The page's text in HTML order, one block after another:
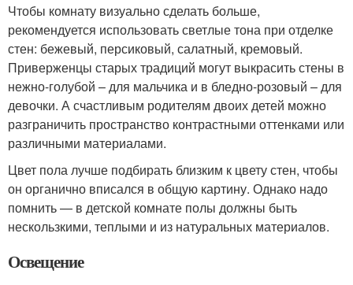
Чтобы комнату визуально сделать больше,
рекомендуется использовать светлые тона при отделке
стен: бежевый, персиковый, салатный, кремовый.
Приверженцы старых традиций могут выкрасить стены в
нежно-голубой – для мальчика и в бледно-розовый – для
девочки. А счастливым родителям двоих детей можно
разграничить пространство контрастными оттенками или
различными материалами.
Цвет пола лучше подбирать близким к цвету стен, чтобы
он органично вписался в общую картину. Однако надо
помнить — в детской комнате полы должны быть
нескользкими, теплыми и из натуральных материалов.
Освещение